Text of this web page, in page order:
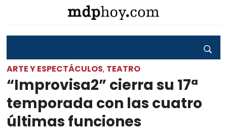
ARTE Y ESPECTÁCULOS, TEATRO
“Improvisa2” cierra su 17ª
temporada con las cuatro
últimas funciones